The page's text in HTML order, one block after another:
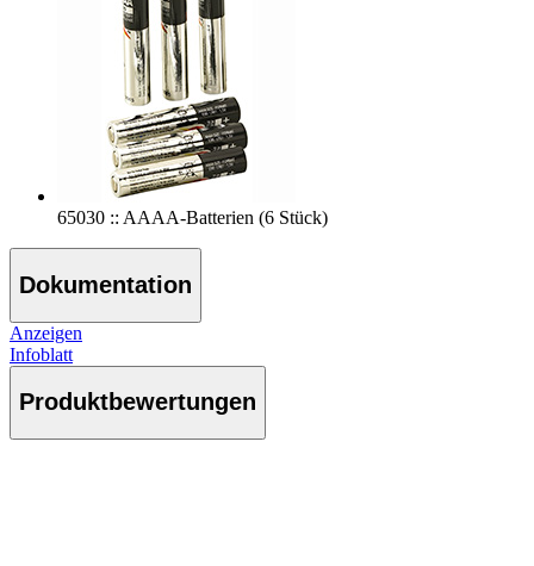
65030 :: AAAA-Batterien (6 Stück)
Dokumentation
Anzeigen
Infoblatt
Produktbewertungen